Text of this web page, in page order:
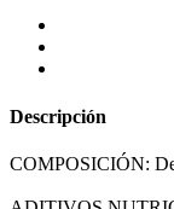
Descripción
COMPOSICIÓN: